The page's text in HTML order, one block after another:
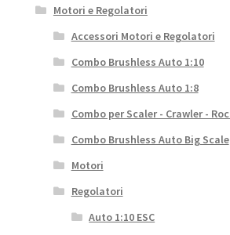
Motori e Regolatori
Accessori Motori e Regolatori
Combo Brushless Auto 1:10
Combo Brushless Auto 1:8
Combo per Scaler - Crawler -
Combo Brushless Auto Big Scale
Motori
Regolatori
Auto 1:10 ESC